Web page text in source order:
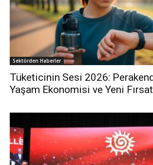
Sektörden Haberler
Tüketicinin Sesi 2026:
Yaşam Ekonomisi ve Yeni